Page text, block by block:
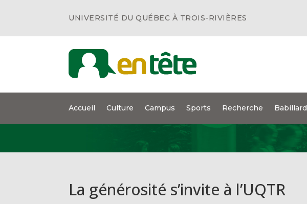
UNIVERSITÉ DU QUÉBEC À TROIS-RIVIÈRES
Accueil Culture Campus Sports Recherche Babillard
La générosité s’invite à l’UQTR